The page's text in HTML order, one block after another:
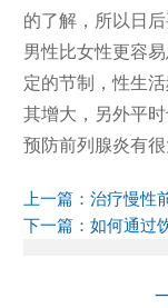
的了解，所以日
男性比女性更容
定的节制，性生
其增大，另外平
预防前列腺炎有很
上一篇： 治疗慢性
下一篇： 如何通过